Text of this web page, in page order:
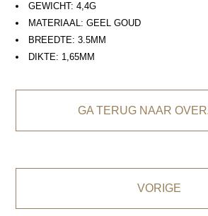
GEWICHT: 4,4G
MATERIAAL: GEEL GOUD
BREEDTE: 3.5MM
DIKTE: 1,65MM
GA TERUG NAAR
VORIGE